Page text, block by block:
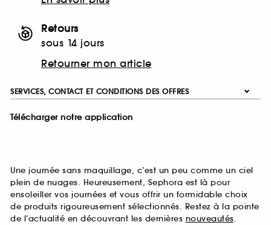
Retours
sous 14 jours
Retourner mon article
SERVICES, CONTACT ET CONDITIONS DES OFFRES
Télécharger notre application
Une journée sans maquillage, c’est un peu comme un ciel
plein de nuages. Heureusement, Sephora est là pour
ensoleiller vos journées et vous offrir un formidable choix
de produits rigoureusement sélectionnés. Restez à la pointe
de l’actualité en découvrant les dernières nouveautés.